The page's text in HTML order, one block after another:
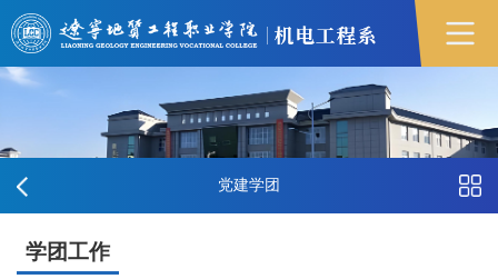
党建学团
学团工作